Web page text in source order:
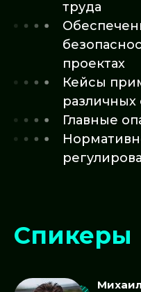
труда
проектах
Кейсы
различных
Главные
Спикеры